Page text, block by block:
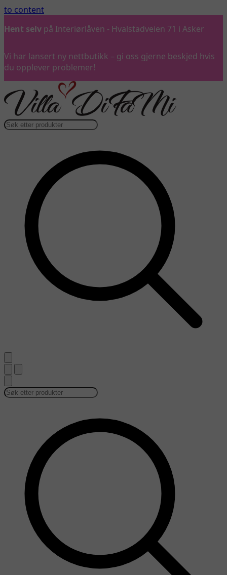
to content
Hent selv på Interiørlåven - Hvalstadveien 71 i Asker
Vi har lansert ny nettbutikk – gi oss gjerne beskjed hvis
du opplever problemer!